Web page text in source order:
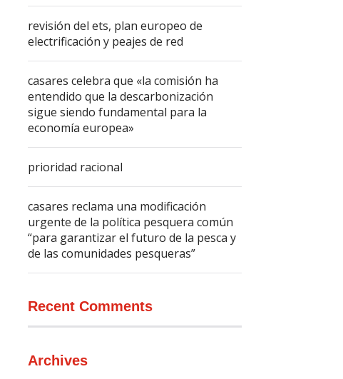
revisión del ets, plan europeo de
electrificación y peajes de red
casares celebra que «la comisión ha
entendido que la descarbonización
sigue siendo fundamental para la
economía europea»
prioridad racional
casares reclama una modificación
urgente de la política pesquera común
“para garantizar el futuro de la pesca y
de las comunidades pesqueras”
Recent Comments
Archives